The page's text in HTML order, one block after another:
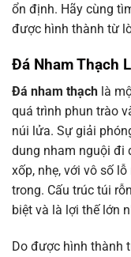
ổn định. Hãy cùng
được hình thành từ
Đá Nham Thạch
Đá nham thạch là
quá trình phun trào
núi lửa. Sự giải
dung nham nguội đi
xốp, nhẹ, với vô số
trong. Cấu trúc túi
biệt và là lợi thế lớn
Do được hình thành